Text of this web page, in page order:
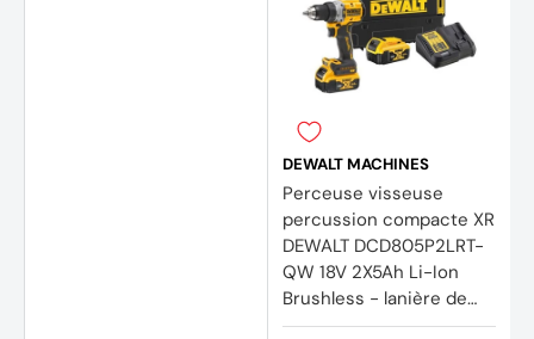
DEWALT MACHINES
Perceuse visseuse
percussion compacte XR
DEWALT DCD805P2LRT-
QW 18V 2X5Ah Li-Ion
Brushless - lanière de
sécurité